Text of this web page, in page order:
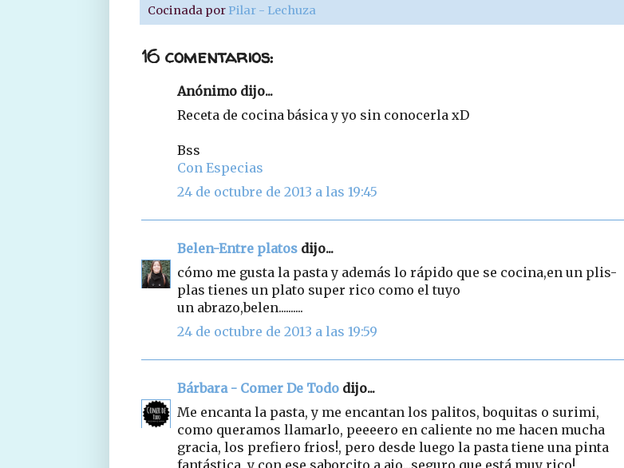
Cocinada por Pilar - Lechuza
16 comentarios:
Anónimo dijo...
Receta de cocina básica y yo sin conocerla xD
Bss
Con Especias
24 de octubre de 2013 a las 19:45
Belen-Entre platos dijo...
cómo me gusta la pasta y además lo rápido que se cocina,en un plis-
plas tienes un plato super rico como el tuyo
un abrazo,belen..........
24 de octubre de 2013 a las 19:59
Bárbara - Comer De Todo dijo...
Me encanta la pasta, y me encantan los palitos, boquitas o surimi,
como queramos llamarlo, peeeero en caliente no me hacen mucha
gracia, los prefiero frios!, pero desde luego la pasta tiene una pinta
fantástica, y con ese saborcito a ajo...seguro que está muy rico!